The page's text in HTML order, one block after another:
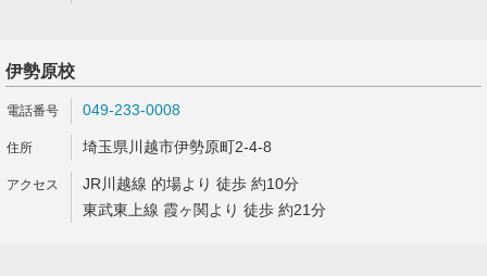
伊勢原校
049-233-0008
埼玉県川越市伊勢原町2-4-8
JR川越線 的場より 徒歩 約10分
東武東上線 霞ヶ関より 徒歩 約21分